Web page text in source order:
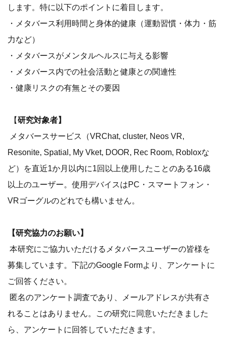
します。特に以下のポイントに着目します。
・メタバース利用時間と身体的健康（運動習慣・体力・筋
力など）
・メタバースがメンタルヘルスに与える影響
・メタバース内での社会活動と健康との関連性
・健康リスクの有無とその要因
【研究対象者】
メタバースサービス（VRChat, cluster, Neos VR,
Resonite, Spatial, My Vket, DOOR, Rec Room, Robloxな
ど）を直近1か月以内に1回以上使用したことのある16歳
以上のユーザー。使用デバイスはPC・スマートフォン・
VRゴーグルのどれでも構いません。
【研究協力のお願い】
本研究にご協力いただけるメタバースユーザーの皆様を
募集しています。下記のGoogle Formより、アンケートに
ご回答ください。
匿名のアンケート調査であり、メールアドレスが共有さ
れることはありません。この研究に同意いただきました
ら、アンケートに回答していただきます。